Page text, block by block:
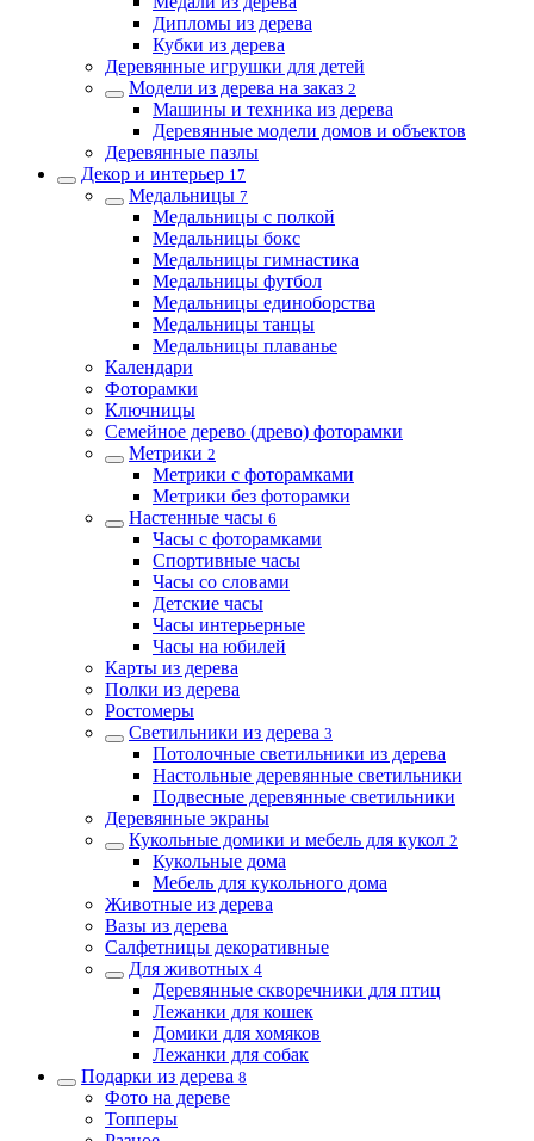
Дипломы из дерева
Кубки из дерева
Деревянные игрушки для детей
Модели из дерева на заказ 2
Машины и техника из дерева
Деревянные модели домов и объектов
Деревянные пазлы
Декор и интерьер 17
Медальницы 7
Медальницы с полкой
Медальницы бокс
Медальницы гимнастика
Медальницы футбол
Медальницы единоборства
Медальницы танцы
Медальницы плаванье
Календари
Фоторамки
Ключницы
Семейное дерево (древо) фоторамки
Метрики 2
Метрики с фоторамками
Метрики без фоторамки
Настенные часы 6
Часы с фоторамками
Спортивные часы
Часы со словами
Детские часы
Часы интерьерные
Часы на юбилей
Карты из дерева
Полки из дерева
Ростомеры
Светильники из дерева 3
Потолочные светильники из дерева
Настольные деревянные светильники
Подвесные деревянные светильники
Деревянные экраны
Кукольные домики и мебель для кукол 2
Кукольные дома
Мебель для кукольного дома
Животные из дерева
Вазы из дерева
Салфетницы декоративные
Для животных 4
Деревянные скворечники для птиц
Лежанки для кошек
Домики для хомяков
Лежанки для собак
Подарки из дерева 8
Фото на дереве
Топперы